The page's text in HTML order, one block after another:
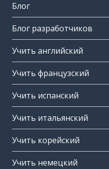
Блог
Блог разработчиков
Учить английский
Учить французский
Учить испанский
Учить итальянский
Учить корейский
Учить немецкий